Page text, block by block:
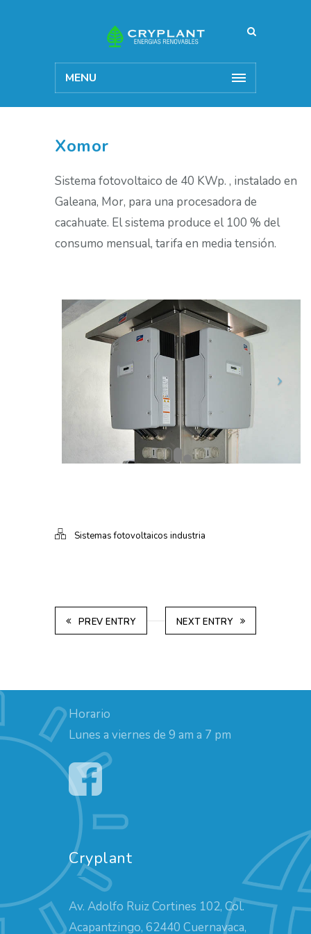
MENU
Xomor
Sistema fotovoltaico de 40 KWp. , instalado en
Galeana, Mor, para una procesadora de
cacahuate. El sistema produce el 100 % del
consumo mensual, tarifa en media tensión.
Sistemas fotovoltaicos industria
PREV ENTRY NEXT ENTRY
Horario
Lunes a viernes de 9 am a 7 pm
Cryplant
Av. Adolfo Ruiz Cortines 102, Col.
Acapantzingo, 62440 Cuernavaca,